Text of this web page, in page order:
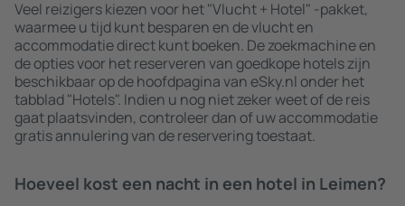
Veel reizigers kiezen voor het "Vlucht + Hotel" -pakket,
waarmee u tijd kunt besparen en de vlucht en
accommodatie direct kunt boeken. De zoekmachine en
de opties voor het reserveren van goedkope hotels zijn
beschikbaar op de hoofdpagina van eSky.nl onder het
tabblad "Hotels". Indien u nog niet zeker weet of de reis
gaat plaatsvinden, controleer dan of uw accommodatie
gratis annulering van de reservering toestaat.
Hoeveel kost een nacht in een hotel in Leimen?